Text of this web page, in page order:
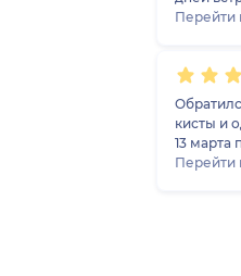
Перейти
кисты и
13 марта
Шрамов
Перейти